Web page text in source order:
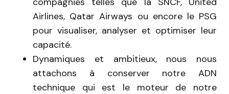
Airlines, Qatar Airways ou encore le PSG
pour visualiser, analyser et optimiser leur
capacité.
Dynamiques et ambitieux, nous nous
attachons à conserver notre ADN
technique qui est le moteur de notre